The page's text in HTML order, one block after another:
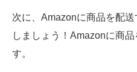
次に、Amazonに商品を配
しましょう！Amazonに商
す。